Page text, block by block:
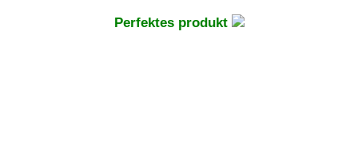
Perfektes produkt